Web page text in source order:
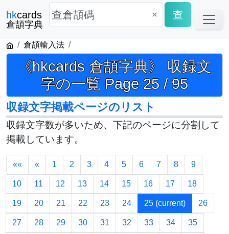
hkcards
倉頡字典
× 查
倉頡輸入法
《hkcards 倉頡字典》 収録文
字の一覧 Page 25 / 95
収録文字掲載ページのリスト
収録文字数が多いため、下記のページに分割して
掲載しています。
«« « 1 2 3 4 5 6 7 8 9
10 11 12 13 14 15 16 17 18
19 20 21 22 23 24 25 (current) 26
27 28 29 30 31 32 33 34 35